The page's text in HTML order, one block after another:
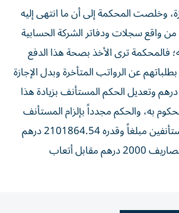
وخلصت المحكمة إلى أن ما انتهى إليه
من واقع سجلات ودفاتر الشركة الحسابية
فالمحكمة ترى الأخذ بصحة هذا الدفع
عن الرواتب المتأخرة وبدل الإجازة
بمبلغ 609999.67 درهم وتعديل الحكم المستأنف بزيادة هذا
به، والحكم مجدداً بإلزام المستأنف
ضدها أن تؤدي للمستأنفين مبلغاً وقدره 2101864.54 درهم
وإلزامها الرسوم والمصاريف 2000 درهم مقابل أتعاب